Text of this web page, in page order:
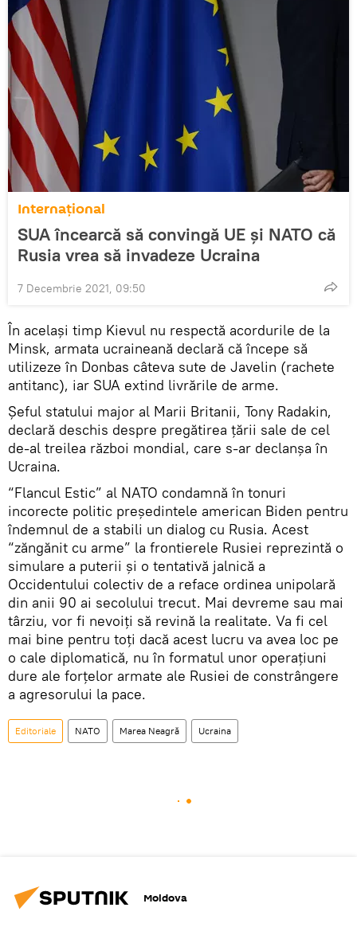
Internațional
SUA încearcă să convingă UE și NATO că
Rusia vrea să invadeze Ucraina
7 Decembrie 2021, 09:50
În același timp Kievul nu respectă acordurile de la
Minsk, armata ucraineană declară că începe să
utilizeze în Donbas câteva sute de Javelin (rachete
antitanc), iar SUA extind livrările de arme.
Șeful statului major al Marii Britanii, Tony Radakin,
declară deschis despre pregătirea țării sale de cel
de-al treilea război mondial, care s-ar declanșa în
Ucraina.
“Flancul Estic” al NATO condamnă în tonuri
incorecte politic președintele american Biden pentru
îndemnul de a stabili un dialog cu Rusia. Acest
“zăngănit cu arme” la frontierele Rusiei reprezintă o
simulare a puterii și o tentativă jalnică a
Occidentului colectiv de a reface ordinea unipolară
din anii 90 ai secolului trecut. Mai devreme sau mai
târziu, vor fi nevoiți să revină la realitate. Va fi cel
mai bine pentru toți dacă acest lucru va avea loc pe
o cale diplomatică, nu în formatul unor operațiuni
dure ale forțelor armate ale Rusiei de constrângere
a agresorului la pace.
Editoriale NATO Marea Neagră Ucraina
Moldova